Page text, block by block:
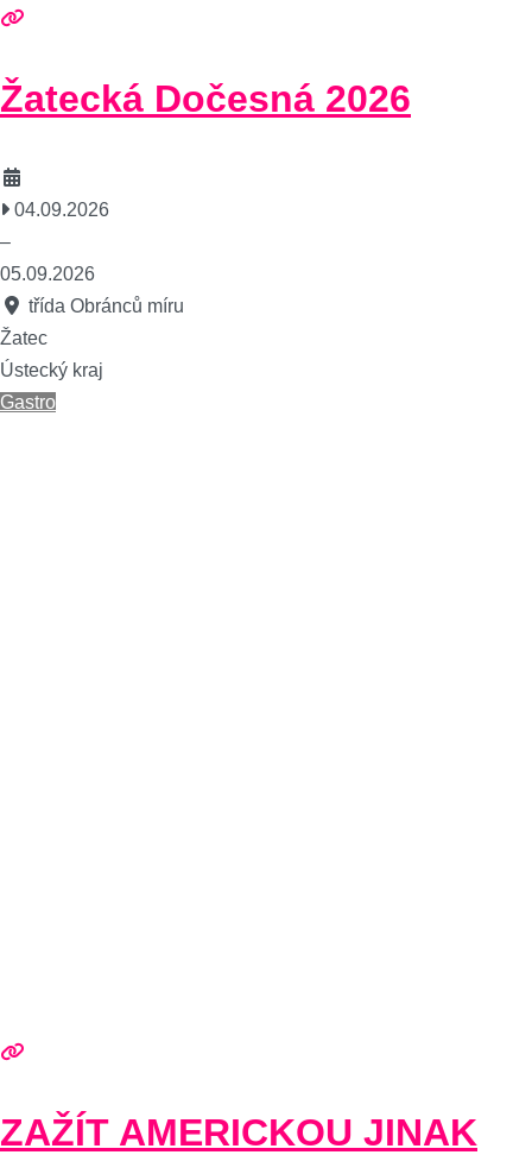
Žatecká Dočesná 2026
04.09.2026
–
05.09.2026
třída Obránců míru
Žatec
Ústecký kraj
Gastro
ZAŽÍT AMERICKOU JINAK